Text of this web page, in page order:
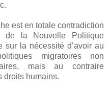
est en totale contradiction
de la Nouvelle Politique
sur la nécessité d’avoir au
migratoires non
mais au contraire
droits humains.